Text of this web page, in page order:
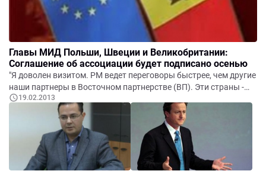
Главы МИД Польши, Швеции и Великобритании:
Соглашение об ассоциации будет подписано осенью
"Я доволен визитом. РМ ведет переговоры быстрее, чем другие
наши партнеры в Восточном партнерстве (ВП). Эти страны -
главная надежда Европы", - сказал Сикорский.
19.02.2013